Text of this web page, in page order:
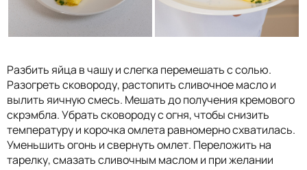
Разбить яйца в чашу и слегка перемешать с солью.
Разогреть сковороду, растопить сливочное масло и
вылить яичную смесь. Мешать до получения кремового
скрэмбла. Убрать сковороду с огня, чтобы снизить
температуру и корочка омлета равномерно схватилась.
Уменьшить огонь и свернуть омлет. Переложить на
тарелку, смазать сливочным маслом и при желании